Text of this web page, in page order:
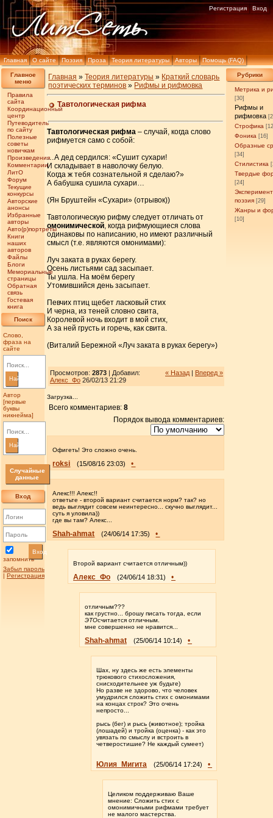
Главная О сайте Поэзия Проза Теория литературы Авторы Помощь (FAQ)
Регистрация Вход
Главное
меню
Правила
сайта
Координационный
центр
Путеводитель
по сайту
Полезные
советы
новичкам
Произведения
Комментарии
ЛитО
Форум
Текущие
конкурсы
Авторские
анонсы
Избранные
авторы
Авто(р)портреты
Книги
наших
авторов
Файлы
Блоги
Мемориальные
страницы
Обратная
связь
Гостевая
книга
Поиск
Слово,
фраза на
сайте
Найти
Автор
[первые
буквы
никнейма]
Найти
Случайные
данные
Вход
запомнить
Вход
Забыл пароль
| Регистрация
Рубрики
Метрика и
[30]
Рифмы и
рифмовка
Строфика
Фоника [16]
Образные
[34]
Стилистика
Твердые
[24]
поэзия [29]
Жанры и
[10]
Главная »Теория литературы » Краткий словарь
поэтических терминов » Рифмы и рифмовка
Тавтологическая рифма
Тавтологическая рифма – случай, когда слово
рифмуется само с собой:
…А дед сердился: «Сушит сухари!
И складывает в наволочку белую.
Когда ж тебя сознательной я сделаю?»
А бабушка сушила сухари…
(Ян Бруштейн «Сухари» (отрывок))
Тавтологическую рифму следует отличать от
омонимической, когда рифмующиеся слова
одинаковы по написанию, но имеют различный
смысл (т.е. являются омонимами):
Луч заката в руках берегу.
Осень листьями сад засыпает.
Ты ушла. На моём берегу
Утомившийся день засыпает.
Певчих птиц щебет ласковый стих
И черна, из теней словно свита,
Королевой ночь входит в мой стих,
А за ней грусть и горечь, как свита.
(Виталий Бережной «Луч заката в руках берегу»)
« Назад | Вперед »
Просмотров: 2873| Добавил:
Алекс_Фо26/02/13 21:29
Загрузка...
Всего комментариев:8
Порядок вывода комментариев:
Офигеть! Это сложно очень.
roksi (15/08/16 23:03) •
Алекс!!! Алекс!!
ответьте - второй вариант считается норм? так? но
ведь выглядит совсем неинтересно... скучно выглядит...
суть я уловила))
где вы там? Алекс...
Shah-ahmat (24/06/14 17:35) •
Второй вариант считается отличным))
Алекс_Фо (24/06/14 18:31) •
отличным???
как грустно... брошу писать тогда, если
ЭТОсчитается отличным.
мне совершенно не нравится...
Shah-ahmat (25/06/14 10:14) •
Шах, ну здесь же есть элементы
трюкового стихосложения,
снисходительнее уж будьте)
Но разве не здорово, что человек
умудрился сложить стих с омонимами
на концах строк? Это очень
непросто...
рысь (бег) и рысь (животное); тройка
(лошадей) и тройка (оценка) - как это
увязать по смыслу и встроить в
четверостишие? Не каждый сумеет)
Юлия_Мигита (25/06/14 17:24) •
Целиком поддерживаю Ваше
мнение: Сложить стих с
омонимичными рифмами требует
не малого мастерства.